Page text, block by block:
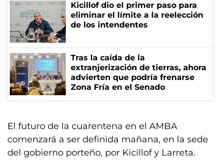
Kicillof dio el primer paso para
eliminar el límite a la reelección
de los intendentes
Tras la caída de la
extranjerización de tierras, ahora
advierten que podría frenarse
Zona Fría en el Senado
El futuro de la cuarentena en el AMBA
comenzará a ser definida mañana, en la sede
del gobierno porteño, por Kicillof y Larreta.